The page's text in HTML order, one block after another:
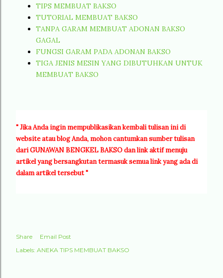
TIPS MEMBUAT BAKSO
TUTORIAL MEMBUAT BAKSO
TANPA GARAM MEMBUAT ADONAN BAKSO
GAGAL
FUNGSI GARAM PADA ADONAN BAKSO
TIGA JENIS MESIN YANG DIBUTUHKAN UNTUK
MEMBUAT BAKSO
"Jika Anda ingin mempublikasikan kembali tulisan ini di
website atau blog Anda, mohon cantumkan sumber tulisan
dari GUNAWAN BENGKEL BAKSO dan link aktif menuju
artikel yang bersangkutan termasuk semua link yang ada di
dalam artikel tersebut "
Share
Email Post
Labels: ANEKA TIPS MEMBUAT BAKSO